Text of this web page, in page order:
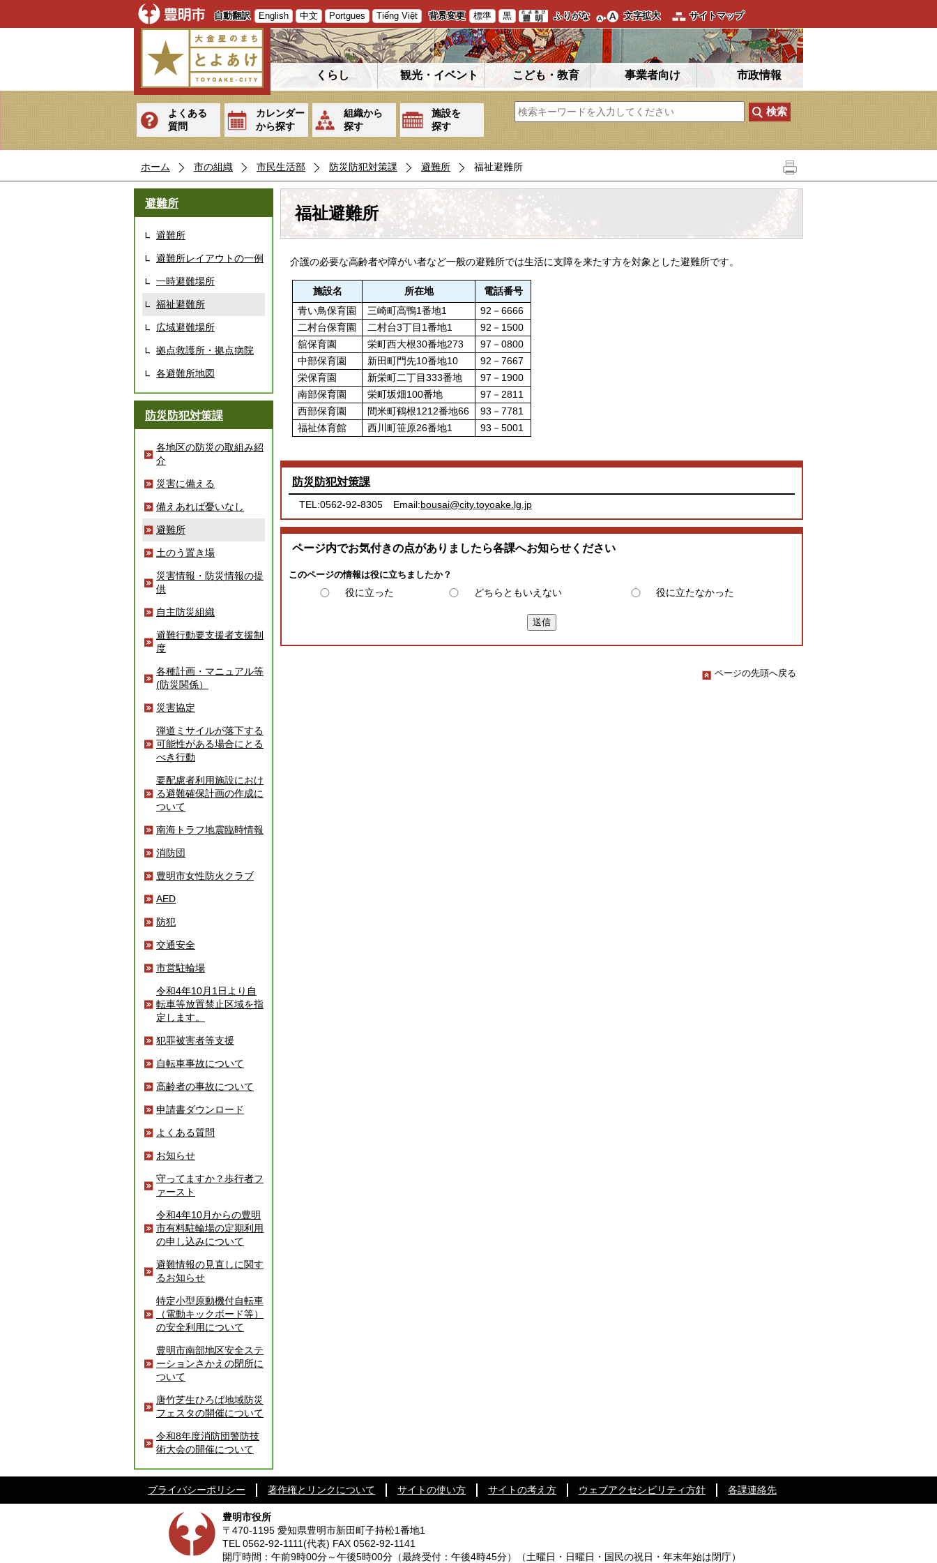
自動翻訳 English 中文 Portgues Tiếng Việt 背景変更 標準 黒 ふりがな 文字拡大 サイトマップ
くらし 観光・イベント こども・教育 事業者向け 市政情報
よくある
質問
カレンダー
から探す
組織から
探す
施設を
探す
ホーム 市の組織 市民生活部 防災防犯対策課 避難所 福祉避難所
避難所
避難所
避難所レイアウトの一例
一時避難場所
福祉避難所
広域避難場所
拠点救護所・拠点病院
各避難所地図
防災防犯対策課
各地区の防災の取組み紹
介
災害に備える
備えあれば憂いなし
避難所
土のう置き場
災害情報・防災情報の提
供
自主防災組織
避難行動要支援者支援制
度
各種計画・マニュアル等
(防災関係）
災害協定
弾道ミサイルが落下する
可能性がある場合にとる
べき行動
要配慮者利用施設におけ
る避難確保計画の作成に
ついて
南海トラフ地震臨時情報
消防団
豊明市女性防火クラブ
AED
防犯
交通安全
市営駐輪場
令和4年10月1日より自
転車等放置禁止区域を指
定します。
犯罪被害者等支援
自転車事故について
高齢者の事故について
申請書ダウンロード
よくある質問
お知らせ
守ってますか？歩行者フ
ァースト
令和4年10月からの豊明
市有料駐輪場の定期利用
の申し込みについて
避難情報の見直しに関す
るお知らせ
特定小型原動機付自転車
（電動キックボード等）
の安全利用について
豊明市南部地区安全ステ
ーションさかえの閉所に
ついて
唐竹芝生ひろば地域防災
フェスタの開催について
令和8年度消防団警防技
術大会の開催について
福祉避難所
介護の必要な高齢者や障がい者など一般の避難所では生活に支障を来たす方を対象とした避難所です。
施設名 所在地
電話番号
青い鳥保育園
三崎町高鴨1番地1
92－6666
二村台保育園
二村台3丁目1番地1
92－1500
舘保育園
栄町西大根30番地273
97－0800
中部保育園
新田町門先10番地10
92－7667
栄保育園
新栄町二丁目333番地
97－1900
南部保育園
栄町坂畑100番地
97－2811
西部保育園
間米町鶴根1212番地66
93－7781
福祉体育館
西川町笹原26番地1 93－5001
防災防犯対策課
TEL:0562-92-8305 Email:bousai@city.toyoake.lg.jp
ページ内でお気付きの点がありましたら各課へお知らせください
このページの情報は役に立ちましたか？
役に立った どちらともいえない 役に立たなかった
ページの先頭へ戻る
プライバシーポリシー 著作権とリンクについて サイトの使い方 サイトの考え方 ウェブアクセシビリティ方針 各課連絡先
豊明市役所
〒470-1195 愛知県豊明市新田町子持松1番地1
TEL 0562-92-1111(代表) FAX 0562-92-1141
開庁時間：午前9時00分～午後5時00分 （最終受付：午後4時45分） （土曜日・日曜日・国民の祝日・年末年始は閉庁）